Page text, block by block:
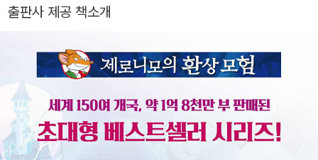
출판사 제공 책소개